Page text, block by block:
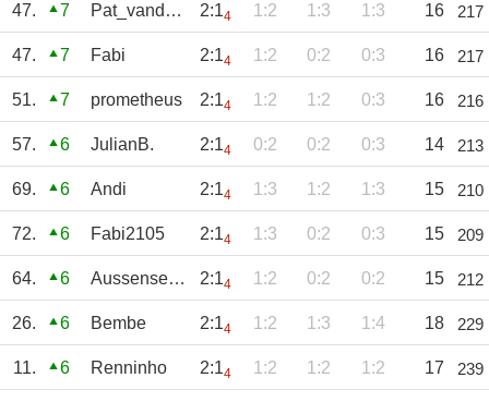
47. 7 Pat_vandeWald 2:14 1:2 1:3 1:3 16 217
47. 7 Fabi 2:14 1:2 0:2 0:3 16 217
51. 7 prometheus 2:14 1:2 1:2 0:3 16 216
57. 6 JulianB. 2:14 0:2 0:2 0:3 14 213
69. 6 Andi 2:14 1:3 1:2 1:3 15 210
72. 6 Fabi2105 2:14 1:3 0:2 0:3 15 209
64. 6 Aussenseiter 2:14 1:2 0:2 0:2 15 212
26. 6 Bembe 2:14 1:2 1:3 1:4 18 229
11. 6 Renninho 2:14 1:2 1:2 1:2 17 239